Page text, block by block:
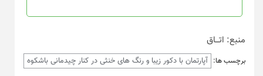
منبع: اتـــاق
برچسب ها: آپارتمان با دکور زیبا و رنگ های خنثی در کنار چیدمانی باشکوه